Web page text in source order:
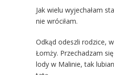
Jak wielu wyjechałam
nie wróciłam.
Odkąd odeszli rodzice,
Łomży. Przechadzam
lody w Malinie, tak